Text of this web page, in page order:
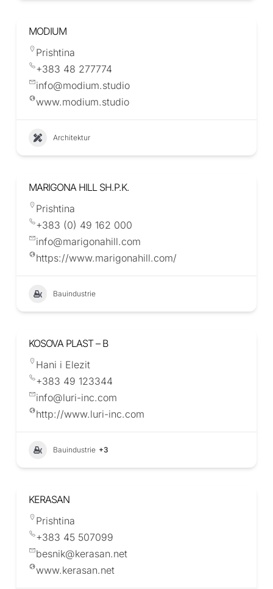
MODIUM
Prishtina
+383 48 277774
info@modium.studio
www.modium.studio
Architektur
MARIGONA HILL SH.P.K.
Prishtina
+383 (0) 49 162 000
info@marigonahill.com
https://www.marigonahill.com/
Bauindustrie
KOSOVA PLAST – B
Hani i Elezit
+383 49 123344
info@luri-inc.com
http://www.luri-inc.com
Bauindustrie +3
KERASAN
Prishtina
+383 45 507099
besnik@kerasan.net
www.kerasan.net